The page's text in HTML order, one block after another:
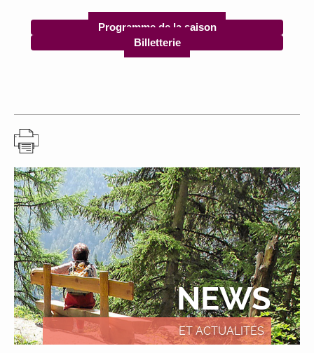
Programme de la saison
Billetterie
NEWS
ET ACTUALITÉS